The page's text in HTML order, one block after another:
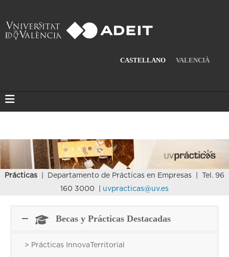
CASTELLANO VALENCIÀ
Prácticas
| Departamento de Prácticas en Empresas | Tel. 96
160 3000 | uvpracticas@uv.es
Becas y Prácticas Destacadas
> Prácticas InnovaTerritorial